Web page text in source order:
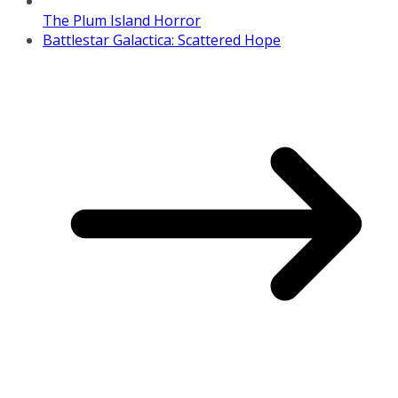
The Plum Island Horror
Battlestar Galactica: Scattered Hope